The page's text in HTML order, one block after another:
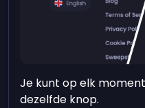
Je kunt op elk
dezelfde knop.